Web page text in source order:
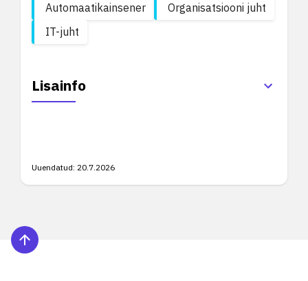
Automaatikainsener
Organisatsiooni juht
IT-juht
Lisainfo
Uuendatud: 20.7.2026